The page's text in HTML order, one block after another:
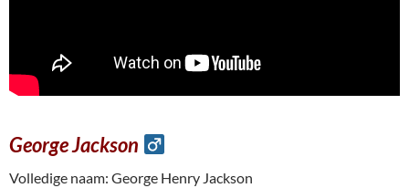
George Jackson
Volledige naam: George Henry Jackson